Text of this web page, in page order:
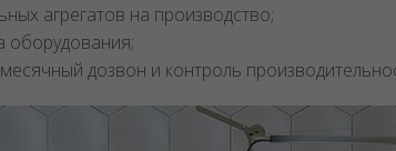
агрегатов на производство;
оборудования;
дозвон и контроль